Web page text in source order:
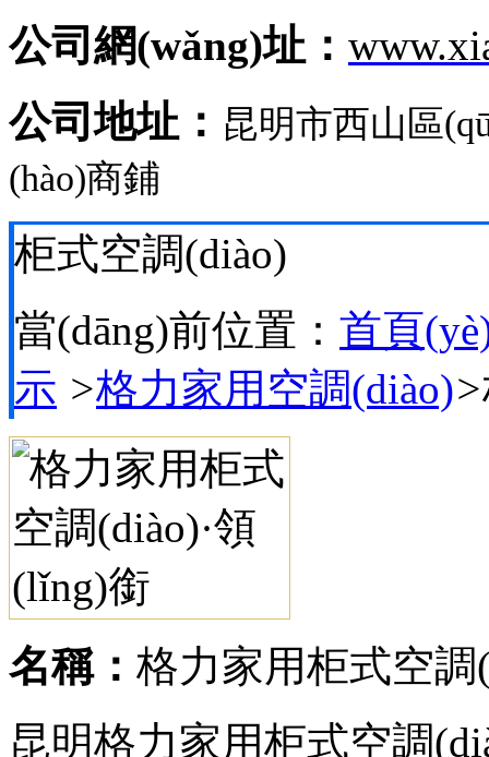
公司網(wǎng)址：
公司地址： 昆明市西山區
(hào)商鋪
柜式空調(diào)
當(dāng)前位置： 首頁
示 >格力家用空調(diào)>
名稱： 格力家用柜式空調
昆明格力家用柜式空調